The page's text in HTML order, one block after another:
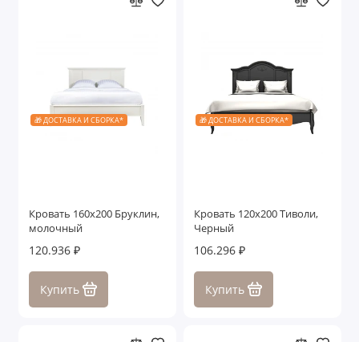
🎁 ДОСТАВКА И СБОРКА*
Кровать 160x200 Бруклин,
молочный
120.936 ₽
Купить
🎁 ДОСТАВКА И СБОРКА*
Кровать 120x200 Тиволи,
Черный
106.296 ₽
Купить